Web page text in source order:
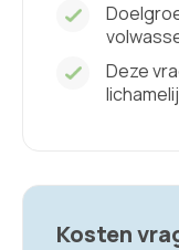
Deze
Kosten